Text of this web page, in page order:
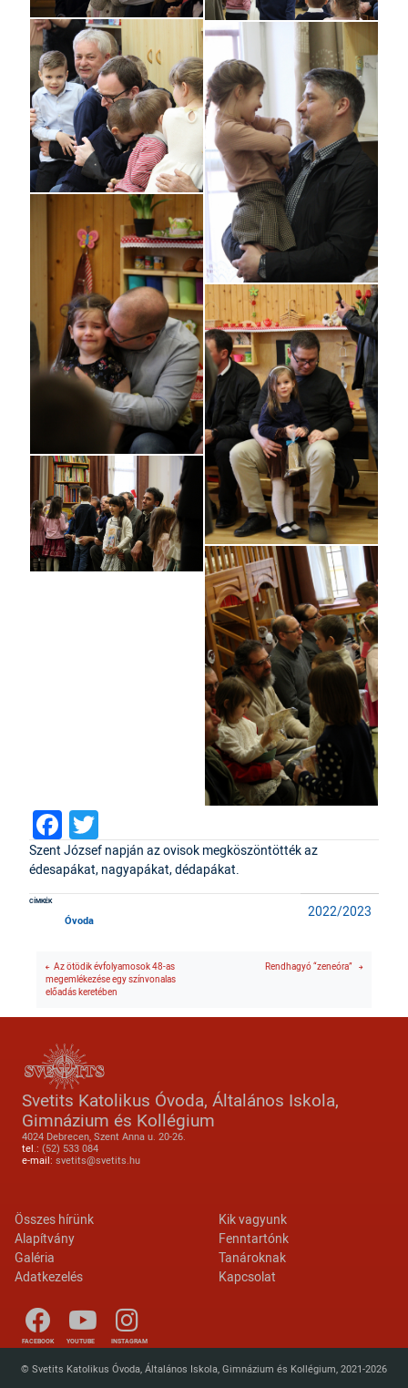
Facebook
Szent József napján az ovisok megköszöntötték az
édesapákat, nagyapákat, dédapákat.
2022/2023
CÍMKÉK
Óvoda
Az ötödik évfolyamosok 48-as
megemlékezése egy színvonalas
előadás keretében
Rendhagyó “zeneóra”
Svetits Katolikus Óvoda, Általános Iskola,
Gimnázium és Kollégium
4024 Debrecen, Szent Anna u. 20-26.
tel.: (52) 533 084
e-mail: svetits@svetits.hu
Lábléc 2
Összes hírünk
Alapítvány
Galéria
Adatkezelés
Footer menu
Kik vagyunk
Fenntartónk
Tanároknak
Kapcsolat
FACEBOOK YOUTUBE INSTAGRAM
© Svetits Katolikus Óvoda, Általános Iskola, Gimnázium és Kollégium, 2021-2026